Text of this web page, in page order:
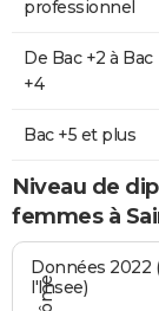
professionnel
De Bac +2 à Bac
+4
Bac +5 et plus
Niveau de
femmes à
Données 2022
l'Insee)